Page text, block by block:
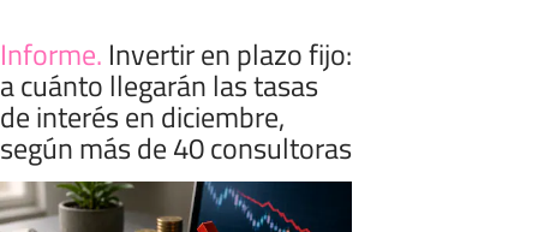
Informe. Invertir en plazo fijo:
a cuánto llegarán las tasas
de interés en diciembre,
según más de 40 consultoras